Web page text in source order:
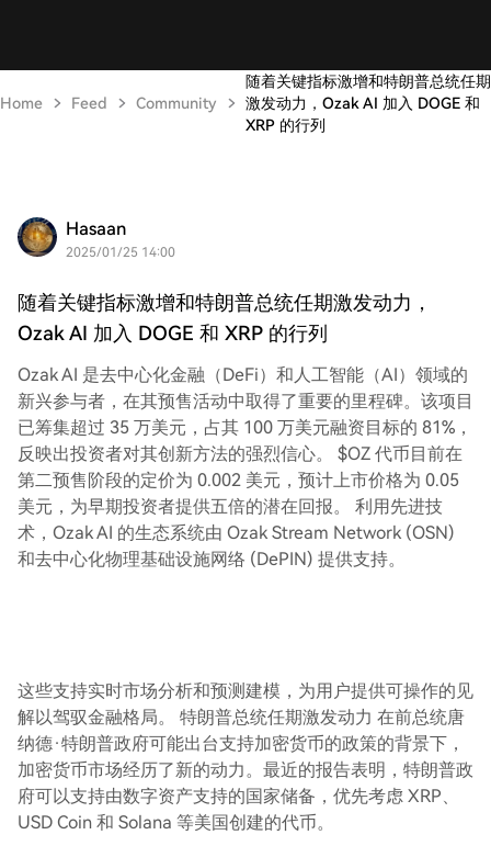
Home Feed Community
随着关键指标激增和特朗普总统任期
激发动力，Ozak AI 加入 DOGE 和
XRP 的行列
Hasaan
2025/01/25 14:00
随着关键指标激增和特朗普总统任期激发动力，
Ozak AI 加入 DOGE 和 XRP 的行列
Ozak AI 是去中心化金融（DeFi）和人工智能（AI）领域的
新兴参与者，在其预售活动中取得了重要的里程碑。该项目
已筹集超过 35 万美元，占其 100 万美元融资目标的 81%，
反映出投资者对其创新方法的强烈信心。 $OZ 代币目前在
第二预售阶段的定价为 0.002 美元，预计上市价格为 0.05
美元，为早期投资者提供五倍的潜在回报。 利用先进技
术，Ozak AI 的生态系统由 Ozak Stream Network (OSN)
和去中心化物理基础设施网络 (DePIN) 提供支持。
这些支持实时市场分析和预测建模，为用户提供可操作的见
解以驾驭金融格局。 特朗普总统任期激发动力 在前总统唐
纳德·特朗普政府可能出台支持加密货币的政策的背景下，
加密货币市场经历了新的动力。最近的报告表明，特朗普政
府可以支持由数字资产支持的国家储备，优先考虑 XRP、
USD Coin 和 Solana 等美国创建的代币。